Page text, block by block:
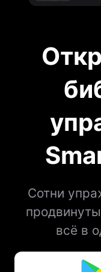
Сотни
всё в